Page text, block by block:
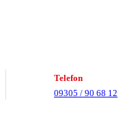
Telefon
09305 / 90 68 12